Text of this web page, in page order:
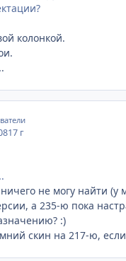
колонкой.
17 г
не могу найти (у
а 235-ю пока
:)
скин на 217-ю,